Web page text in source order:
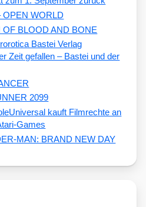
OPEN WORLD
OF BLOOD AND BONE
Zeit gefallen – Bastei und der
2099
Universal kauft Filmrechte an
Games
MAN: BRAND NEW DAY